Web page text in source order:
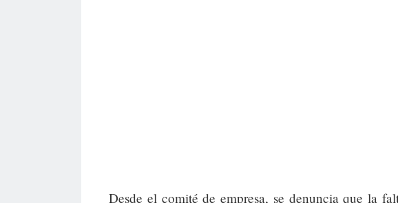
Desde el comité de empresa, se denuncia que la